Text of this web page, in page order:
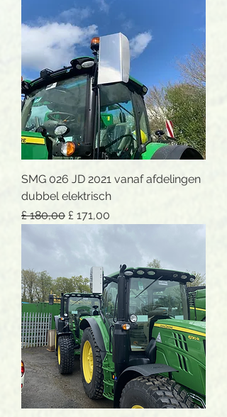
SMG 026 JD 2021 vanaf afdelingen
dubbel elektrisch
Normale prijs
£ 180,00 Verkoopprijs
£ 171,00